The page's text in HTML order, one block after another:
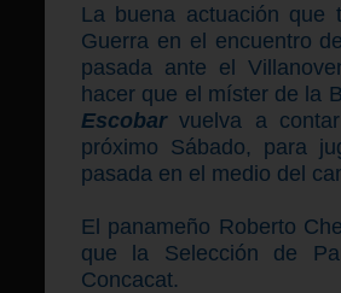
La buena actuación que
Guerra en el encuentro
pasada ante el
hacer que el míster de la
Escobarvuelva a
próximo Sábado, para
pasada en el medio del
El panameño Roberto
que la Selección de
Concacat.